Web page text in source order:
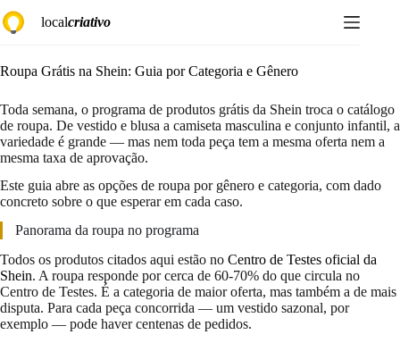
para
localcriativo
Roupa Grátis na Shein: Guia por Categoria e Gênero
Toda semana, o programa de produtos grátis da Shein troca o catálogo
de roupa. De vestido e blusa a camiseta masculina e conjunto infantil, a
variedade é grande — mas nem toda peça tem a mesma oferta nem a
mesma taxa de aprovação.
Este guia abre as opções de roupa por gênero e categoria, com dado
concreto sobre o que esperar em cada caso.
Panorama da roupa no programa
Todos os produtos citados aqui estão no Centro de Testes oficial da
Shein. A roupa responde por cerca de 60-70% do que circula no
Centro de Testes. É a categoria de maior oferta, mas também a de mais
disputa. Para cada peça concorrida — um vestido sazonal, por
exemplo — pode haver centenas de pedidos.